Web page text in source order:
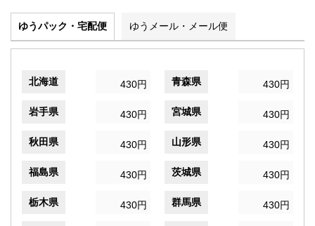
ゆうパック・宅配便 ゆうメール・メール便
北海道 430円 青森県 430円
岩手県 430円 宮城県 430円
秋田県 430円 山形県 430円
福島県 430円 茨城県 430円
栃木県 430円 群馬県 430円